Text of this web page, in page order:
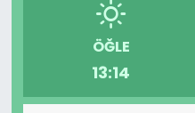
ÖĞLE
13:14